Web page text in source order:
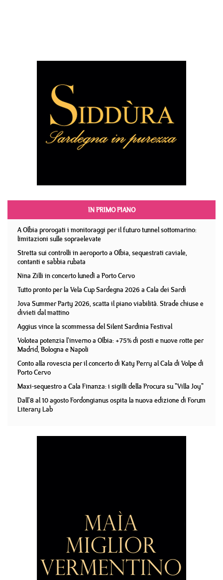
IN PRIMO PIANO
A Olbia prorogati i monitoraggi per il futuro tunnel sottomarino:
limitazioni sulle sopraelevate
Stretta sui controlli in aeroporto a Olbia, sequestrati caviale,
contanti e sabbia rubata
Nina Zilli in concerto lunedì a Porto Cervo
Tutto pronto per la Vela Cup Sardegna 2026 a Cala dei Sardi
Jova Summer Party 2026, scatta il piano viabilità. Strade chiuse e
divieti dal mattino
Aggius vince la scommessa del Silent Sardinia Festival
Volotea potenzia l'inverno a Olbia: +75% di posti e nuove rotte per
Madrid, Bologna e Napoli
Conto alla rovescia per il concerto di Katy Perry al Cala di Volpe di
Porto Cervo
Maxi-sequestro a Cala Finanza: i sigilli della Procura su "Villa Joy"
Dall'8 al 10 agosto Fordongianus ospita la nuova edizione di Forum
Literary Lab